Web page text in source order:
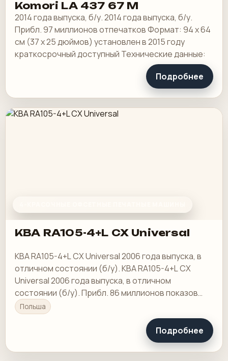
Komori LA 437 67 M
2014 года выпуска, б/у. 2014 года выпуска, б/у.
Прибл. 97 миллионов отпечатков Формат: 94 х 64
см (37 х 25 дюймов) установлен в 2015 году
краткосрочный доступный Технические данные:
Подробнее
KBA RA105-4+L CX Universal
KBA RA105-4+L CX Universal 2006 года выпуска, в
отличном состоянии (б/у). KBA RA105-4+L CX
Universal 2006 года выпуска, в отличном
состоянии (б/у). Прибл. 86 миллионов показов
CX-версия
Польша
Подробнее